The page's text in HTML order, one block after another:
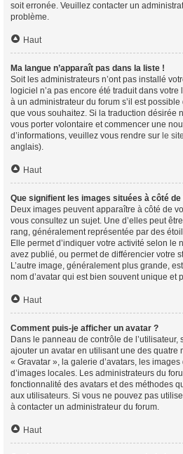
soit erronée. Veuillez contacter un
problème.
Haut
Ma langue n’apparaît pas dans la liste !
Soit les administrateurs n’ont pas installé
logiciel n’a pas encore été traduit dans
à un administrateur du forum s’il est
que vous souhaitez. Si la traduction désirée
vous porter volontaire et commencer une
d’informations, veuillez vous rendre sur le
anglais).
Haut
Que signifient les images situées à côté de
Deux images peuvent apparaître à côté de
vous consultez un sujet. Une d’elles peut
rang, généralement représentée par des
Elle permet d’indiquer votre activité selon le
avez publié, ou permet de différencier votre
L’autre image, généralement plus grande,
nom d’avatar qui est bien souvent unique et
Haut
Comment puis-je afficher un avatar ?
Dans le panneau de contrôle de l’utilisateur,
ajouter un avatar en utilisant une des quatre
« Gravatar », la galerie d’avatars, les
d’images locales. Les administrateurs du
fonctionnalité des avatars et des méthodes
aux utilisateurs. Si vous ne pouvez pas
à contacter un administrateur du forum.
Haut